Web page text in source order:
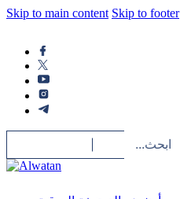
Skip to main content Skip to footer